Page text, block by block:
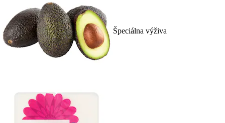
Špeciálna výživa